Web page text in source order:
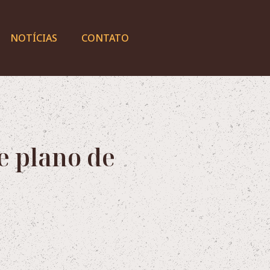
NOTÍCIAS CONTATO
plano de